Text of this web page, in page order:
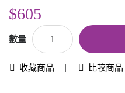
$605
數量
收藏商品 比較商品